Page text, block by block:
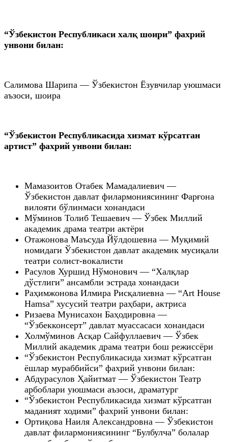
“Ўзбекистон Республикаси халқ шоири” фахрий
унвони билан:
Салимова Шарипа — Ўзбекистон Ёзувчилар уюшмаси
аъзоси, шоира
“Ўзбекистон Республикасида хизмат кўрсатган
артист” фахрий унвони билан:
Мамазоитов Отабек Мамадалиевич —
Ўзбекистон давлат филармониясининг Фарғона
вилояти бўлинмаси хонандаси
Мўминов Толиб Тешаевич — Ўзбек Миллий
академик драма театри актёри
Отажонова Маъсуда Йўлдошевна — Муқимий
номидаги Ўзбекистон давлат академик мусиқали
театри солист-вокалисти
Расулов Хуршид Нўмонович — “Халқлар
дўстлиги” ансамбли эстрада хонандаси
Раҳимжонова Илмира Рисқалиевна — “Art House
Hamsa” хусусий театри раҳбари, актриса
Ризаева Мунисахон Баҳодировна —
“Ўзбекконсерт” давлат муассасаси хонандаси
Холмўминов Асқар Сайфуллаевич — Ўзбек
Миллий академик драма театри бош режиссёри
“Ўзбекистон Республикасида хизмат кўрсатган
ёшлар мураббийси” фахрий унвони билан:
Абдурасулов Ҳайитмат — Ўзбекистон Театр
арбоблари уюшмаси аъзоси, драматург
“Ўзбекистон Республикасида хизмат кўрсатган
маданият ходими” фахрий унвони билан:
Ортиқова Наиля Александровна — Ўзбекистон
давлат филармониясининг “Булбулча” болалар